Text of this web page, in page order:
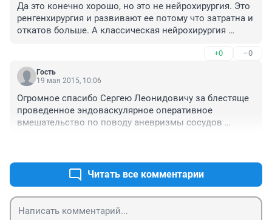
Да это конечно хорошо, но это не нейрохирургия. Это
ренгенхирургия и развивают ее потому что затратна и
откатов больше. А классическая нейрохирургия
обманишь. При открытом доступе клипирование
аневризмы 100%, а при эндоваскулярном воз ожны
рецидивы и это уже в мире доказано.
+0 –0
Гость
19 мая 2015, 10:06
Огромное спасибо Сергею Леонидовичу за блестяще
проведенное эндоваскулярное оперативное
вмешательство по поводу аневризмы сосудов
Читать все комментарии